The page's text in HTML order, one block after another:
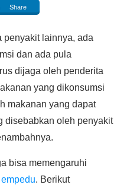
Share
penyakit lainnya, ada
dan ada pula
dijaga oleh penderita
yang dikonsumsi
makanan yang dapat
disebabkan oleh penyakit
bisa memengaruhi
. Berikut